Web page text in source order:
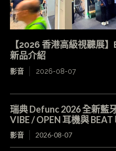
【2026 香港高級視聽展
新品介紹
影音 2026-08-07
瑞典 Defunc 2026 全新
VIBE / OPEN 耳機與
影音 2026-08-07